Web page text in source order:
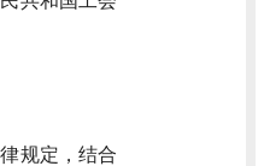
规定，结合